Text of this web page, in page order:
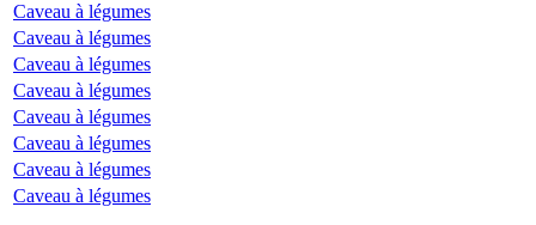
Caveau à légumes
Caveau à légumes
Caveau à légumes
Caveau à légumes
Caveau à légumes
Caveau à légumes
Caveau à légumes
Caveau à légumes